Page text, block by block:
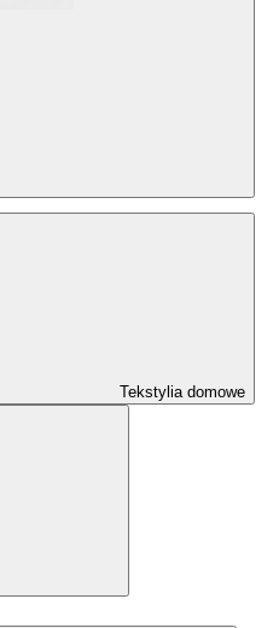
Tekstylia domowe